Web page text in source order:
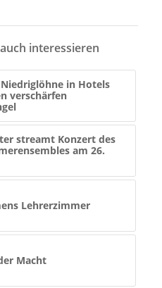
interessieren
in Hotels
verschärfen
streamt Konzert des
am 26.
Lehrerzimmer
Macht